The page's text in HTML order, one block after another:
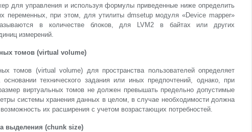
для управления и используя формулы приведенные ниже определить
переменных, при этом, для утилиты dmsetup модуля «Device mapper»
в количестве блоков, для LVM2 в байтах или других
измерений.
томов (virtual volume)
томов (virtual volume) для пространства пользователей определяет
основании технического задания или иных предпочтений, однако, при
виртуальных томов не должен превышать предельно допустимые
системы хранения данных в целом, в случае необходимости должна
их расширения с учетом возрастающих потребностей.
выделения (chunk size)